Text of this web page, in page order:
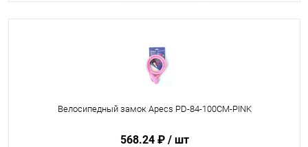
Велосипедный замок Apecs PD-84-100СМ-PINK
568.24 ₽ / шт